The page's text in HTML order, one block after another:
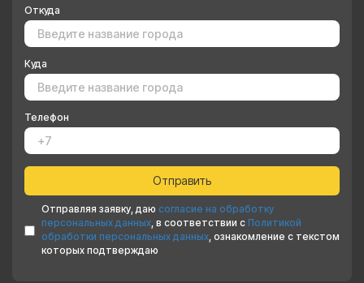
Откуда
Куда
Телефон
Отправляя заявку, даю согласие на обработку
персональных данных, в соответствии с Политикой
обработки персональных данных, ознакомление с текстом
которых подтверждаю